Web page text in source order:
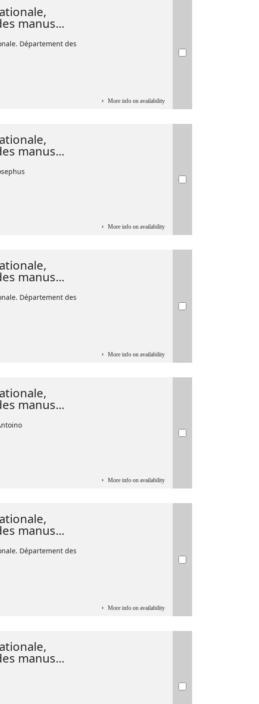
manus...
Département des
More info on availability
manus...
More info on availability
manus...
Département des
More info on availability
manus...
More info on availability
manus...
Département des
More info on availability
manus...